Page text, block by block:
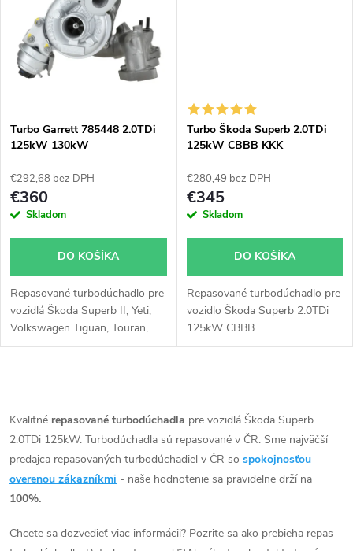
o
o
v
Turbo Garrett 785448 2.0TDi
125kW 130kW
€292,68 bez DPH
€360
Skladom
DO KOŠÍKA
Repasované turbodúchadlo pre
vozidlá Škoda Superb II, Yeti,
Volkswagen Tiguan, Touran,
Sharan, Scirocco, CC, Caddy,
130kW
Turbo Škoda Superb 2.0TDi
125kW CBBB KKK
53039700137
€280,49 bez DPH
€345
Skladom
DO KOŠÍKA
Repasované turbodúchadlo pre
vozidlo Škoda Superb 2.0TDi
125kW CBBB.
v
l
á
d
Kvalitné repasované turbodúchadla pre vozidlá Škoda Superb
2.0TDi 125kW. Turbodúchadla sú repasované v ČR. Sme najväčší
predajca repasovaných turbodúchadiel v ČR so spokojnosťou
overenou zákazníkmi - naše hodnotenie sa pravidelne drží na
100%.
Chcete sa dozvedieť viac informácii? Pozrite sa ako prebieha repas